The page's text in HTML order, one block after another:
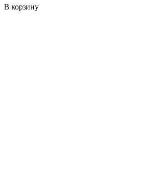
В корзину